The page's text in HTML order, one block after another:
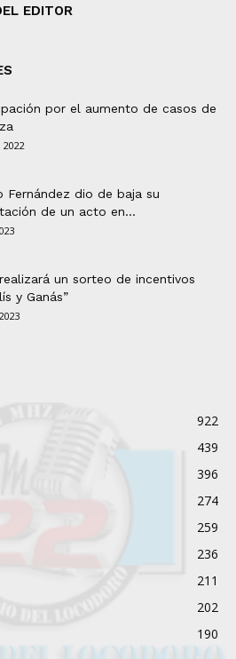
EDITOR
por el aumento de casos de
Fernández dio de baja su
de un acto en...
un sorteo de incentivos
y Ganás”
922
439
396
274
259
236
211
202
190